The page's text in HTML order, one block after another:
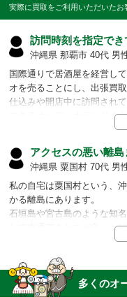
実際に買取をご利用いただいた
訪問時刻を指定でき
沖縄県 那覇市 40代 男
国際通りで居酒屋を経営し
オを売ることにし、出張買
仕込みや開店中に訪問され
できるオーディオランドさ
離島の沖縄であるにも関わ
担当者より
お客様のご都合もあるか
では訪問時刻をご指定頂け
アクセスの悪い離島
沖縄県 粟国村 70代 男
私の自宅は粟国村という、
かる離島にあります。
石垣島や宮古島のような知
して交通アクセスが良いと
数ある訪問サービスも、こ
のですが、オーディオラン
てくれました。 本当にあり
我々のように離島で暮らす
多くのオ